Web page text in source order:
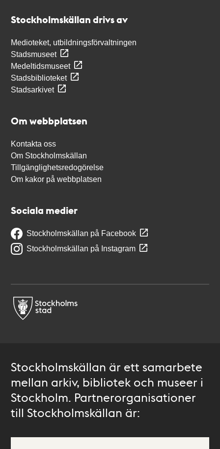
Stockholmskällan drivs av
Medioteket, utbildningsförvaltningen
Stadsmuseet
Medeltidsmuseet
Stadsbiblioteket
Stadsarkivet
Om webbplatsen
Kontakta oss
Om Stockholmskällan
Tillgänglighetsredogörelse
Om kakor på webbplatsen
Sociala medier
Stockholmskällan på Facebook
Stockholmskällan på Instagram
Stockholmskällan är ett samarbete
mellan arkiv, bibliotek och museer i
Stockholm. Partnerorganisationer
till Stockholmskällan är: